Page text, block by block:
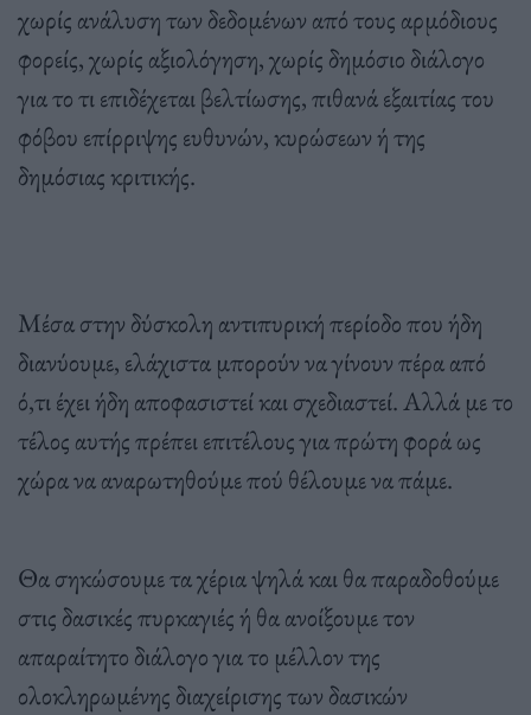
χωρίς ανάλυση των δεδομένων από τους αρμόδιους
φορείς, χωρίς αξιολόγηση, χωρίς δημόσιο διάλογο
για το τι επιδέχεται βελτίωσης, πιθανά εξαιτίας του
φόβου επίρριψης ευθυνών, κυρώσεων ή της
δημόσιας κριτικής.
Μέσα στην δύσκολη αντιπυρική περίοδο που ήδη
διανύουμε, ελάχιστα μπορούν να γίνουν πέρα από
ό,τι έχει ήδη αποφασιστεί και σχεδιαστεί. Αλλά με το
τέλος αυτής πρέπει επιτέλους για πρώτη φορά ως
χώρα να αναρωτηθούμε πού θέλουμε να πάμε.
Θα σηκώσουμε τα χέρια ψηλά και θα παραδοθούμε
στις δασικές πυρκαγιές ή θα ανοίξουμε τον
απαραίτητο διάλογο για το μέλλον της
ολοκληρωμένης διαχείρισης των δασικών